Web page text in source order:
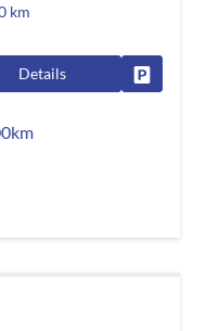
km
Details